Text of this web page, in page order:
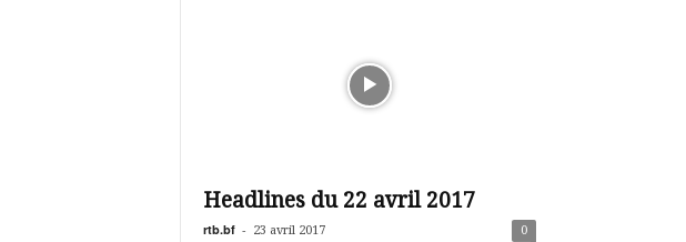
Headlines du 22 avril 2017
rtb.bf - 23 avril 2017 0